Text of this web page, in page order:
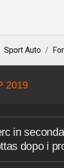
Sport Auto
2019
in
dopo i